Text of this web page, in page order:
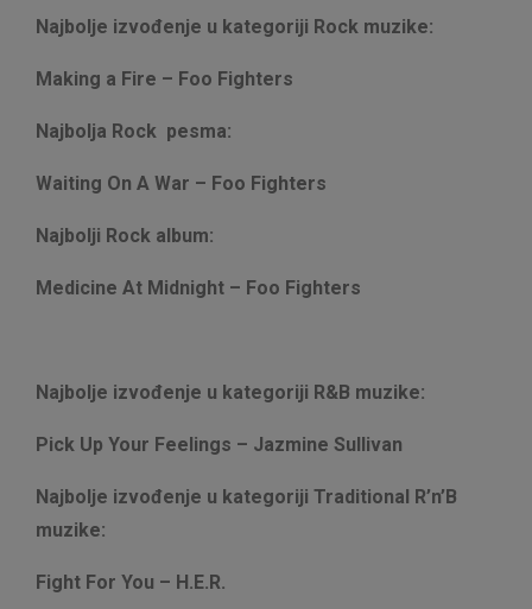
Najbolje izvođenje u kategoriji Rock muzike:
Making a Fire – Foo Fighters
Najbolja Rock pesma:
Waiting On A War – Foo Fighters
Najbolji Rock album:
Medicine At Midnight – Foo Fighters
Najbolje izvođenje u kategoriji R&B muzike:
Pick Up Your Feelings – Jazmine Sullivan
Najbolje izvođenje u kategoriji Traditional R’n’B
muzike:
Fight For You – H.E.R.